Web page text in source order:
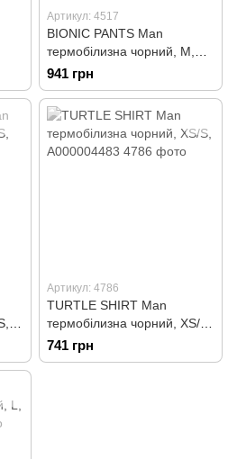
Артикул: 4517
BIONIC PANTS Man
термобілизна чорний, M,
А000004521
941 грн
Артикул: 4786
TURTLE SHIRT Man
термобілизна чорний, XS/S,
А000004483
741 грн